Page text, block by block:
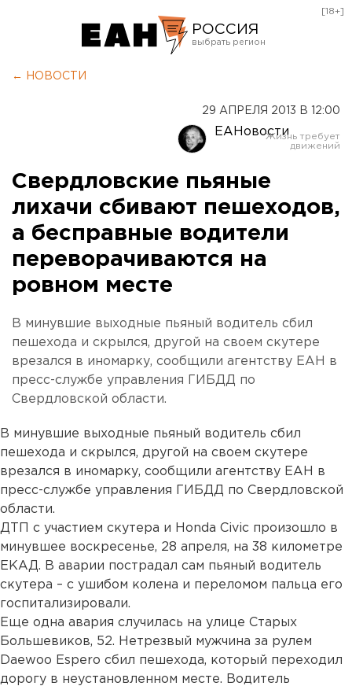
РОССИЯ
Оренбург
[18+]
← НОВОСТИ
29 АПРЕЛЯ 2013 В 12:00
ЕАНовости
Свердловские пьяные
лихачи сбивают пешеходов,
а бесправные водители
переворачиваются на
ровном месте
В минувшие выходные пьяный водитель сбил
пешехода и скрылся, другой на своем скутере
врезался в иномарку, сообщили агентству ЕАН в
пресс-службе управления ГИБДД по
Свердловской области.
В минувшие выходные пьяный водитель сбил
пешехода и скрылся, другой на своем скутере
врезался в иномарку, сообщили агентству ЕАН в
пресс-службе управления ГИБДД по Свердловской
области.
ДТП с участием скутера и Honda Civic произошло в
минувшее воскресенье, 28 апреля, на 38 километре
ЕКАД. В аварии пострадал сам пьяный водитель
скутера – с ушибом колена и переломом пальца его
госпитализировали.
Еще одна авария случилась на улице Старых
Большевиков, 52. Нетрезвый мужчина за рулем
Daewoo Espero сбил пешехода, который переходил
дорогу в неустановленном месте. Водитель